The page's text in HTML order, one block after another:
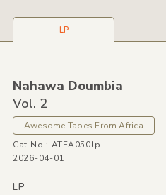
LP
Nahawa Doumbia
Vol. 2
Awesome Tapes From Africa
Cat No.: ATFA050lp
2026-04-01
LP